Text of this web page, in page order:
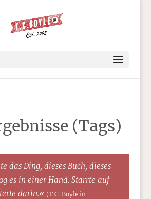
(Tags)
das Ding, dieses Buch, dieses
es in einer Hand. Starrte auf
darin.« (T.C. Boyle in